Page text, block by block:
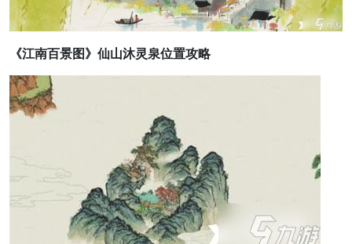
《江南百景图》仙山沐灵泉位置攻略